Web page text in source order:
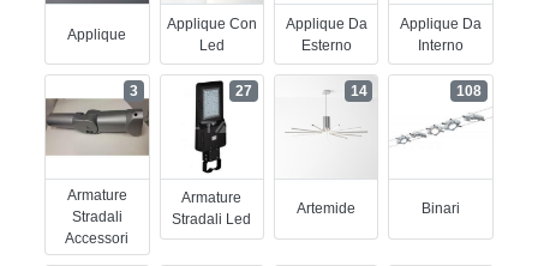
Applique
Applique Con
Led
Applique Da
Esterno
Applique Da
Interno
Armature
Stradali
Accessori
3
Armature
Stradali Led
27
Artemide
14
Binari
108